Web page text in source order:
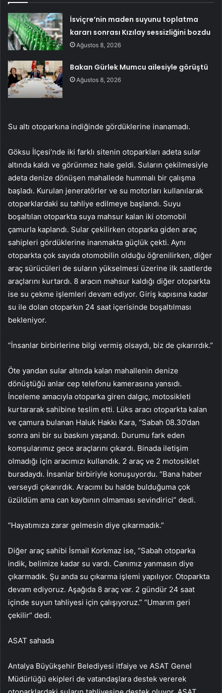
İsviçre’nin maden suyunu toplatma
kararı sonrası Kızılay sessizliğini bozdu
Ağustos 8, 2026
Bakan Gürlek Mumcu ailesiyle görüştü
Ağustos 8, 2026
Su altı otoparkına indiğinde gördüklerine inanamadı.
Göksu İlçesi’nde iki farklı sitenin otoparkları adeta sular
altında kaldı ve görünmez hale geldi. Suların çekilmesiyle
adeta denize dönüşen mahallede hummalı bir çalışma
başladı. Kurulan jeneratörler ve su motorları kullanılarak
otoparklardaki su tahliye edilmeye başlandı. Suyu
boşaltılan otoparkta suya mahsur kalan iki otomobil
çamurla kaplandı. Sular çekilirken otoparka giden araç
sahipleri gördüklerine inanmakta güçlük çekti. Aynı
otoparkta çok sayıda otomobilin olduğu öğrenilirken, diğer
araç sürücüleri de suların yükselmesi üzerine ilk saatlerde
araçlarını kurtardı. 8 aracın mahsur kaldığı diğer otoparkta
ise su çekme işlemleri devam ediyor. Giriş kapısına kadar
su ile dolan otoparkın 24 saat içerisinde boşaltılması
bekleniyor.
“İnsanlar birbirlerine bilgi vermiş olsaydı, biz de çıkarırdık.”
Öte yandan sular altında kalan mahallenin denize
dönüştüğü anlar cep telefonu kamerasına yansıdı.
İnceleme amacıyla otoparka giren dalgıç, motosikleti
kurtararak sahibine teslim etti. Lüks aracı otoparkta kalan
ve çamura bulanan Haluk Hakkı Kara, “Sabah 08.30’dan
sonra ani bir su baskını yaşandı. Durumu fark eden
komşularımız gece araçlarını çıkardı. Binada iletişim
olmadığı için aracımızı kullandık. 2 araç ve 2 motosiklet
buradaydı. İnsanlar birbiriyle konuşuyordu. “Bana haber
verseydi çıkarırdık. Aracımı bu halde bulduğuma çok
üzüldüm ama can kaybının olmaması sevindirici” dedi.
“Hayatımıza zarar gelmesin diye çıkarmadık.”
Diğer araç sahibi İsmail Korkmaz ise, “Sabah otoparka
indik, belimize kadar su vardı. Canımız yanmasın diye
çıkarmadık. Şu anda su çıkarma işlemi yapılıyor. Otoparkta
devam ediyoruz. Aşağıda 8 araç var. 2 gündür 24 saat
içinde suyun tahliyesi için çalışıyoruz.” “Umarım geri
çekilir” dedi.
ASAT sahada
Antalya Büyükşehir Belediyesi itfaiye ve ASAT Genel
Müdürlüğü ekipleri de vatandaşlara destek vererek